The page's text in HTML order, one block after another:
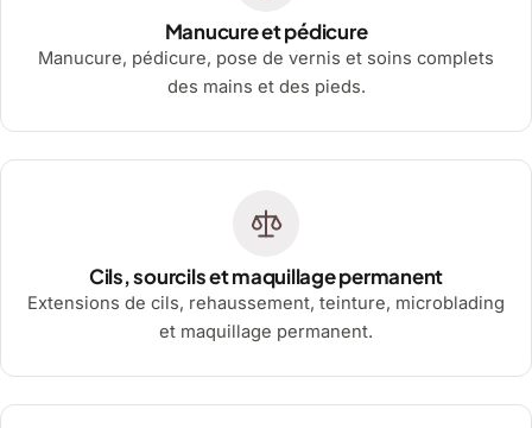
Manucure et pédicure
Manucure, pédicure, pose de vernis et soins complets
des mains et des pieds.
Cils, sourcils et maquillage permanent
Extensions de cils, rehaussement, teinture, microblading
et maquillage permanent.